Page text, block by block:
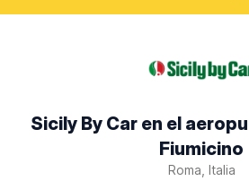
Sicily By Car en el
Fiumicino
Roma, Italia